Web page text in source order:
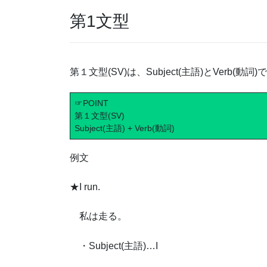
第1文型
第１文型(SV)は、Subject(主語)とVerb(動詞)で
☞POINT
第１文型(SV)
Subject(主語) + Verb(動詞)
例文
★I run.
私は走る。
・Subject(主語)…I